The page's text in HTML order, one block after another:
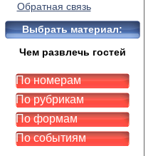
Обратная связь
Выбрать материал:
Чем развлечь гостей
По номерам
По рубрикам
По формам
По событиям